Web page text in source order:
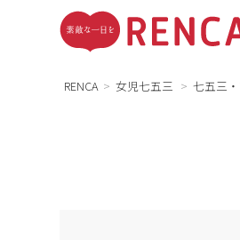
RENCA 女児七五三 七五三